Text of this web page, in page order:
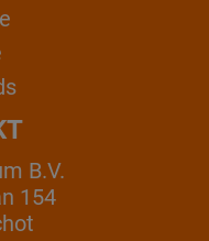
B.V.
154